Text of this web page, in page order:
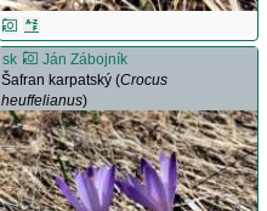
sk
Ján Zábojník
Šafran karpatský (Crocus
heuffelianus)